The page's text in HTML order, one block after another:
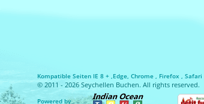
Kompatible Seiten IE 8 + ,Edge, Chrome , Firefox , Safari
© 2011 - 2026 Seychellen Buchen. All rights reserved.
Powered by